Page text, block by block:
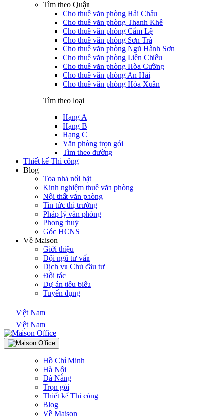
Tìm theo Quận
Cho thuê văn phòng Hải Châu
Cho thuê văn phòng Thanh Khê
Cho thuê văn phòng Cẩm Lệ
Cho thuê văn phòng Sơn Trà
Cho thuê văn phòng Ngũ Hành Sơn
Cho thuê văn phòng Liên Chiểu
Cho thuê văn phòng Hòa Cường
Cho thuê văn phòng An Hải
Cho thuê văn phòng Hòa Xuân
Tìm theo loại
Hạng A
Hạng B
Hạng C
Văn phòng trọn gói
Tìm theo đường
Thiết kế Thi công
Blog
Tòa nhà nổi bật
Kinh nghiệm thuê văn phòng
Nội thất văn phòng
Tin tức thị trường
Pháp lý văn phòng
Phong thuỷ
Góc HCNS
Về Maison
Giới thiệu
Đội ngũ tư vấn
Dịch vụ Chủ đầu tư
Đối tác
Dự án tiêu biểu
Tuyển dụng
Việt Nam
Việt Nam
Hồ Chí Minh
Hà Nội
Đà Nẵng
Trọn gói
Thiết kế Thi công
Blog
Về Maison